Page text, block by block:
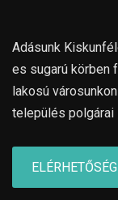
Adásunk
es sugarú körben
lakosú
település polgárai